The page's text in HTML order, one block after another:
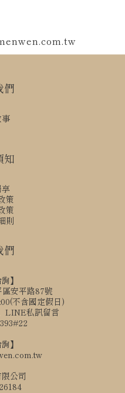
們
知
策
策
則
們
】
安平路87號
不含國定假日)
LINE私訊留言
】
公司